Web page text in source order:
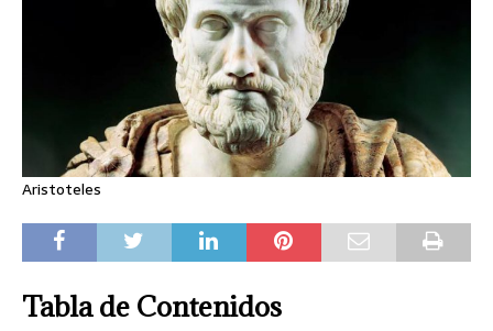
Aristoteles
Tabla de Contenidos